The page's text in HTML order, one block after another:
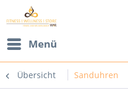
Menü
Übersicht Sanduhren